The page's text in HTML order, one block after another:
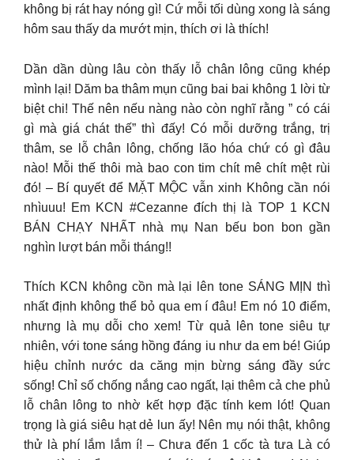
không bị rát hay nóng gì! Cứ mỗi tối dùng xong là sáng
hôm sau thấy da mướt mịn, thích ơi là thích!
Dần dần dùng lâu còn thấy lỗ chân lông cũng khép
mình lại! Dăm ba thâm mụn cũng bai bai không 1 lời từ
biệt chi! Thế nên nếu nàng nào còn nghĩ rằng ” có cái
gì mà giá chát thế” thì đấy! Có mỗi dưỡng trắng, trị
thâm, se lỗ chân lông, chống lão hóa chứ có gì đâu
nào! Mỗi thế thôi mà bao con tim chít mê chít mệt rùi
đó! – Bí quyết để MẶT MỘC vẫn xinh Không cần nói
nhìuuu! Em KCN #Cezanne đích thị là TOP 1 KCN
BÁN CHẠY NHẤT nhà mụ Nan bếu bon bon gần
nghìn lượt bán mỗi tháng!!
Thích KCN không cồn mà lại lên tone SÁNG MỊN thì
nhất định không thể bỏ qua em í đâu! Em nó 10 điểm,
nhưng là mụ dỗi cho xem! Từ quả lên tone siêu tự
nhiên, với tone sáng hồng đáng iu như da em bé! Giúp
hiệu chỉnh nước da căng mịn bừng sáng đầy sức
sống! Chỉ số chống nắng cao ngất, lại thêm cả che phủ
lỗ chân lông to nhờ kết hợp đặc tính kem lót! Quan
trọng là giá siêu hạt dẻ lun ấy! Nên mụ nói thật, không
thử là phí lắm lắm í! – Chưa đến 1 cốc tà tưa Là có